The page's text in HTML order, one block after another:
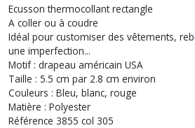
Ecusson thermocollant rectangle
A coller ou à coudre
Idéal pour customiser des vêtements,
une imperfection...
Motif : drapeau américain USA
Taille : 5.5 cm par 2.8 cm environ
Couleurs : Bleu, blanc, rouge
Matière : Polyester
Référence 3855 col 305